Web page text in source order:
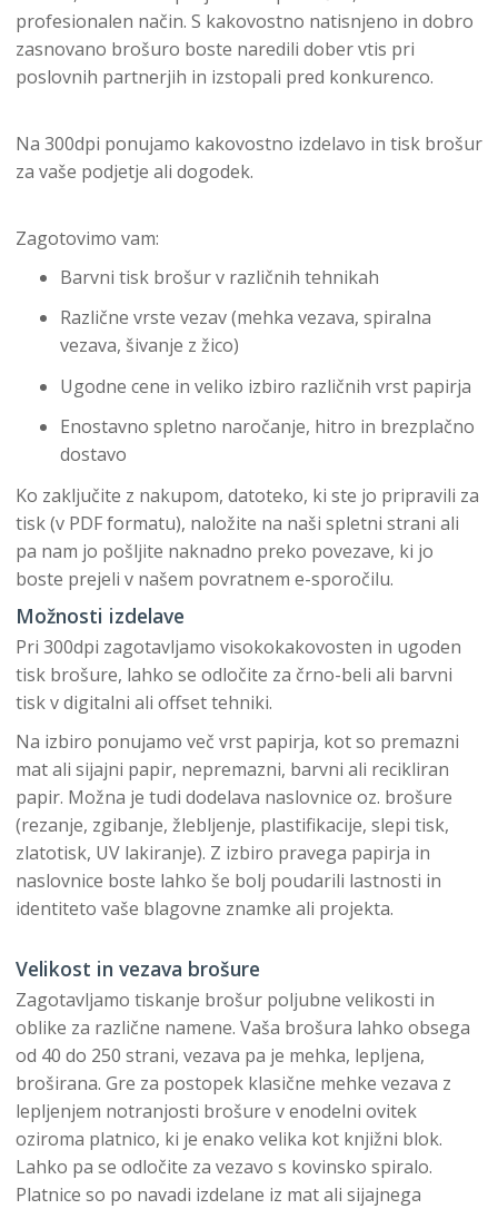
profesionalen način. S kakovostno natisnjeno in dobro
zasnovano brošuro boste naredili dober vtis pri
poslovnih partnerjih in izstopali pred konkurenco.
Na 300dpi ponujamo kakovostno izdelavo in tisk brošur
za vaše podjetje ali dogodek.
Zagotovimo vam:
Barvni tisk brošur v različnih tehnikah
Različne vrste vezav (mehka vezava, spiralna
vezava, šivanje z žico)
Ugodne cene in veliko izbiro različnih vrst papirja
Enostavno spletno naročanje, hitro in brezplačno
dostavo
Ko zaključite z nakupom, datoteko, ki ste jo pripravili za
tisk (v PDF formatu), naložite na naši spletni strani ali
pa nam jo pošljite naknadno preko povezave, ki jo
boste prejeli v našem povratnem e-sporočilu.
Možnosti izdelave
Pri 300dpi zagotavljamo visokokakovosten in ugoden
tisk brošure, lahko se odločite za črno-beli ali barvni
tisk v digitalni ali offset tehniki.
Na izbiro ponujamo več vrst papirja, kot so premazni
mat ali sijajni papir, nepremazni, barvni ali recikliran
papir. Možna je tudi dodelava naslovnice oz. brošure
(rezanje, zgibanje, žlebljenje, plastifikacije, slepi tisk,
zlatotisk, UV lakiranje). Z izbiro pravega papirja in
naslovnice boste lahko še bolj poudarili lastnosti in
identiteto vaše blagovne znamke ali projekta.
Velikost in vezava brošure
Zagotavljamo tiskanje brošur poljubne velikosti in
oblike za različne namene. Vaša brošura lahko obsega
od 40 do 250 strani, vezava pa je mehka, lepljena,
broširana. Gre za postopek klasične mehke vezava z
lepljenjem notranjosti brošure v enodelni ovitek
oziroma platnico, ki je enako velika kot knjižni blok.
Lahko pa se odločite za vezavo s kovinsko spiralo.
Platnice so po navadi izdelane iz mat ali sijajnega